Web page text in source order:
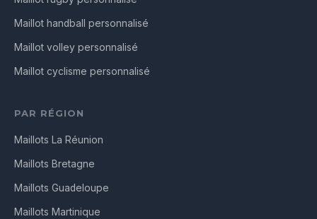
Maillot handball personnalisé
Maillot volley personnalisé
Maillot cyclisme personnalisé
PAR RÉGION
Maillots La Réunion
Maillots Bretagne
Maillots Guadeloupe
Maillots Martinique